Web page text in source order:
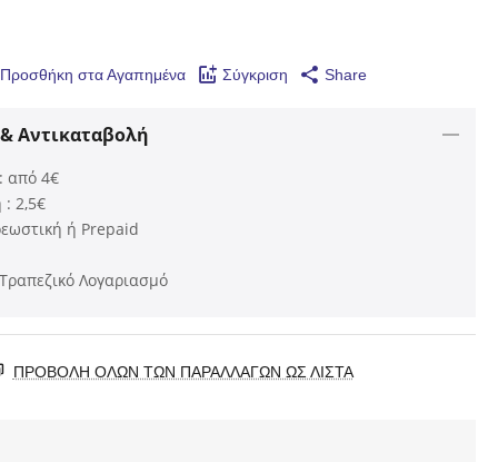
Προσθήκη στα Αγαπημένα Σύγκριση Share
Αντικαταβολή
από 4€
: 2,5€
ή Prepaid
Λογαριασμό
ΠΡΟΒΟΛΗ ΟΛΩΝ ΤΩΝ ΠΑΡΑΛΛΑΓΏΝ ΩΣ ΛΊΣΤΑ